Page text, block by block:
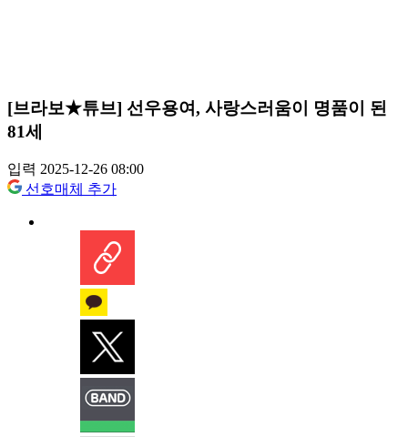
[브라보★튜브] 선우용여, 사랑스러움이 명품이 된
81세
입력 2025-12-26 08:00
선호매체 추가